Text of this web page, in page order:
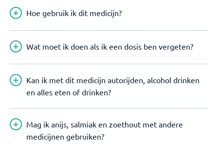
Hoe gebruik ik dit medicijn?
Wat moet ik doen als ik een dosis ben vergeten?
Kan ik met dit medicijn autorijden, alcohol drinken
en alles eten of drinken?
Mag ik anijs, salmiak en zoethout met andere
medicijnen gebruiken?